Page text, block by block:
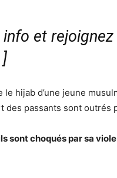
et
]
hijab d’une jeune
des passants sont outrés
sont choqués par sa